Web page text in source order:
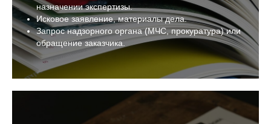
назначении экспертизы.
Исковое заявление, материалы дела.
Запрос надзорного органа (МЧС, прокуратура) или
обращение заказчика.